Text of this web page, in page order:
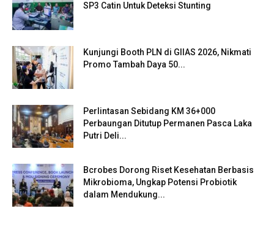
SP3 Catin Untuk Deteksi Stunting
Kunjungi Booth PLN di GIIAS 2026, Nikmati
Promo Tambah Daya 50...
Perlintasan Sebidang KM 36+000
Perbaungan Ditutup Permanen Pasca Laka
Putri Deli...
Bcrobes Dorong Riset Kesehatan Berbasis
Mikrobioma, Ungkap Potensi Probiotik
dalam Mendukung...